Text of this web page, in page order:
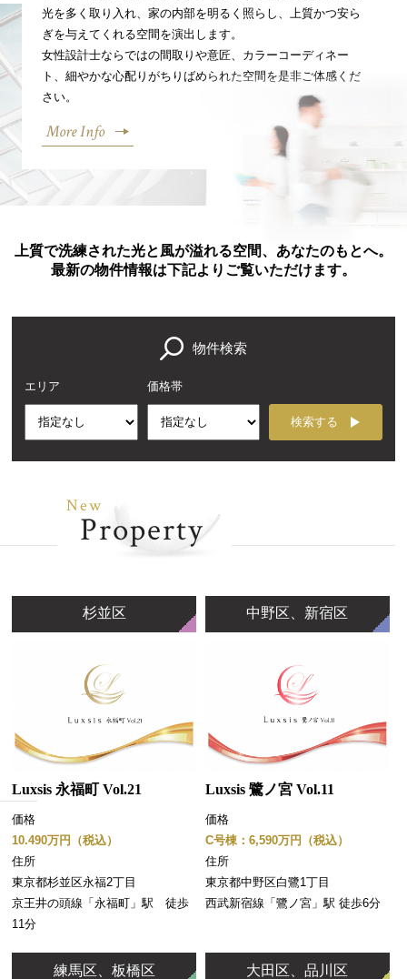
光を多く取り入れ、家の内部を明るく照らし、上質かつ安ら
ぎを与えてくれる空間を演出します。
女性設計士ならではの間取りや意匠、カラーコーディネー
ト、細やかな心配りがちりばめられた空間を是非ご体感くだ
さい。
More Info
上質で洗練された光と風が溢れる空間、あなたのもとへ。
最新の物件情報は下記よりご覧いただけます。
物件検索
エリア 価格帯
検索する
New
Property
杉並区
Luxsis 永福町 Vol.21
価格
10.490万円（税込）
住所
東京都杉並区永福2丁目
京王井の頭線「永福町」駅 徒歩
11分
中野区、新宿区
Luxsis 鷺ノ宮 Vol.11
価格
C号棟：6,590万円（税込）
住所
東京都中野区白鷺1丁目
西武新宿線「鷺ノ宮」駅 徒歩6分
練馬区、板橋区 大田区、品川区